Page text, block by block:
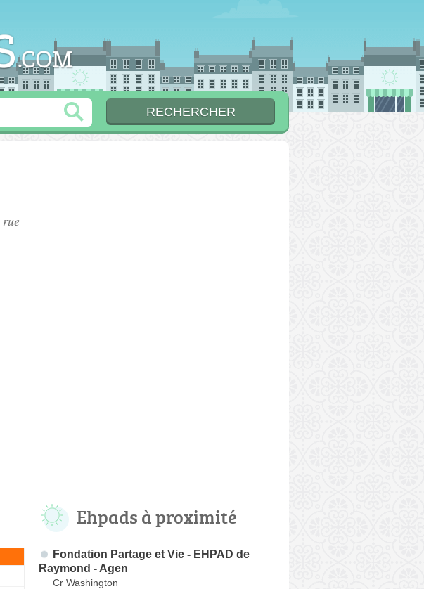
rue
Ehpads à proximité
Fondation Partage et Vie - EHPAD de
Raymond - Agen
Cr Washington